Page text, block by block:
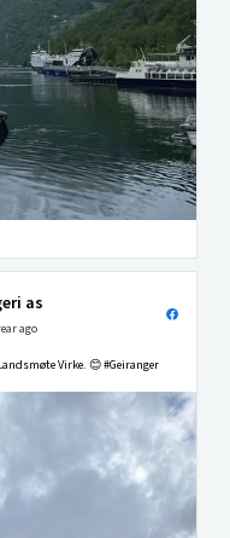
as
ago
Virke. 😊 #Geiranger